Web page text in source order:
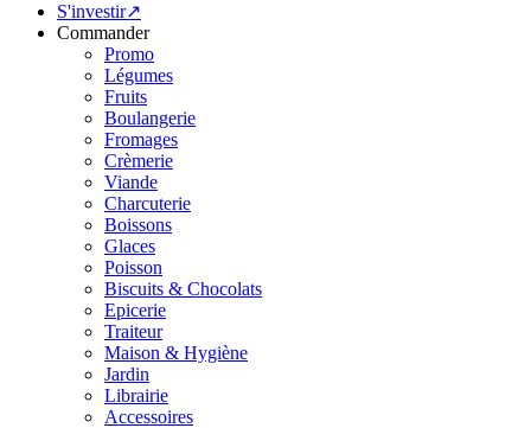
S'investir↗
Commander
Promo
Légumes
Fruits
Boulangerie
Fromages
Crèmerie
Viande
Charcuterie
Boissons
Glaces
Poisson
Biscuits & Chocolats
Epicerie
Traiteur
Maison & Hygiène
Jardin
Librairie
Accessoires